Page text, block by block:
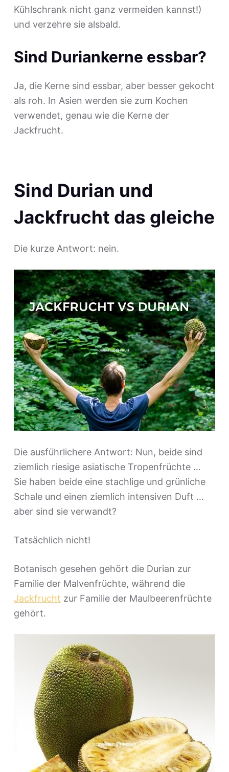
Kühlschrank nicht ganz vermeiden kannst!)
und verzehre sie alsbald.
Sind Duriankerne essbar?
Ja, die Kerne sind essbar, aber besser gekocht
als roh. In Asien werden sie zum Kochen
verwendet, genau wie die Kerne der
Jackfrucht.
Sind Durian und
Jackfrucht das gleiche
Die kurze Antwort: nein.
Die ausführlichere Antwort: Nun, beide sind
ziemlich riesige asiatische Tropenfrüchte …
Sie haben beide eine stachlige und grünliche
Schale und einen ziemlich intensiven Duft …
aber sind sie verwandt?
Tatsächlich nicht!
Botanisch gesehen gehört die Durian zur
Familie der Malvenfrüchte, während die
Jackfrucht zur Familie der Maulbeerenfrüchte
gehört.